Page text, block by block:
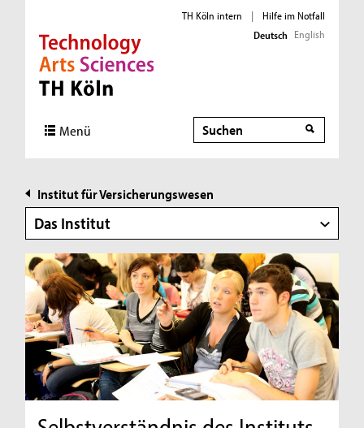
Direkt zur Hauptnavigation
Direkt zur Subnavigation
Direkt zum Inhalt
Direkt zum Fußbereich
TH Köln intern |
Hilfe im Notfall
Deutsch English
Menü Suche
Suche
Institut für Versicherungswesen
Das Institut